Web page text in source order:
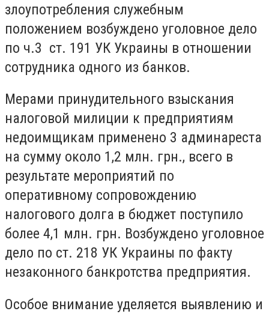
злоупотребления служебным
положением возбуждено уголовное дело
по ч.3 ст. 191 УК Украины в отношении
сотрудника одного из банков.
Мерами принудительного взыскания
налоговой милиции к предприятиям
недоимщикам применено 3 админареста
на сумму около 1,2 млн. грн., всего в
результате мероприятий по
оперативному сопровождению
налогового долга в бюджет поступило
более 4,1 млн. грн. Возбуждено уголовное
дело по ст. 218 УК Украины по факту
незаконного банкротства предприятия.
Особое внимание уделяется выявлению и